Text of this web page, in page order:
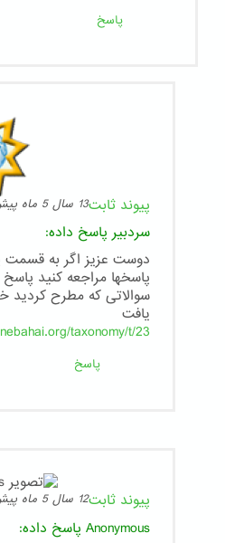
پاسخ
پیوند ثابت13 سال 5 ماه پیش
سردبیر پاسخ داده:
دوست عزیز اگر به قسمت
پاسخها مراجعه کنید
سوالاتی که مطرح کردید
یافت
taxonomy/t/23
پاسخ
پیوند ثابت12 سال 5 ماه پیش
Anonymous پاسخ داده: